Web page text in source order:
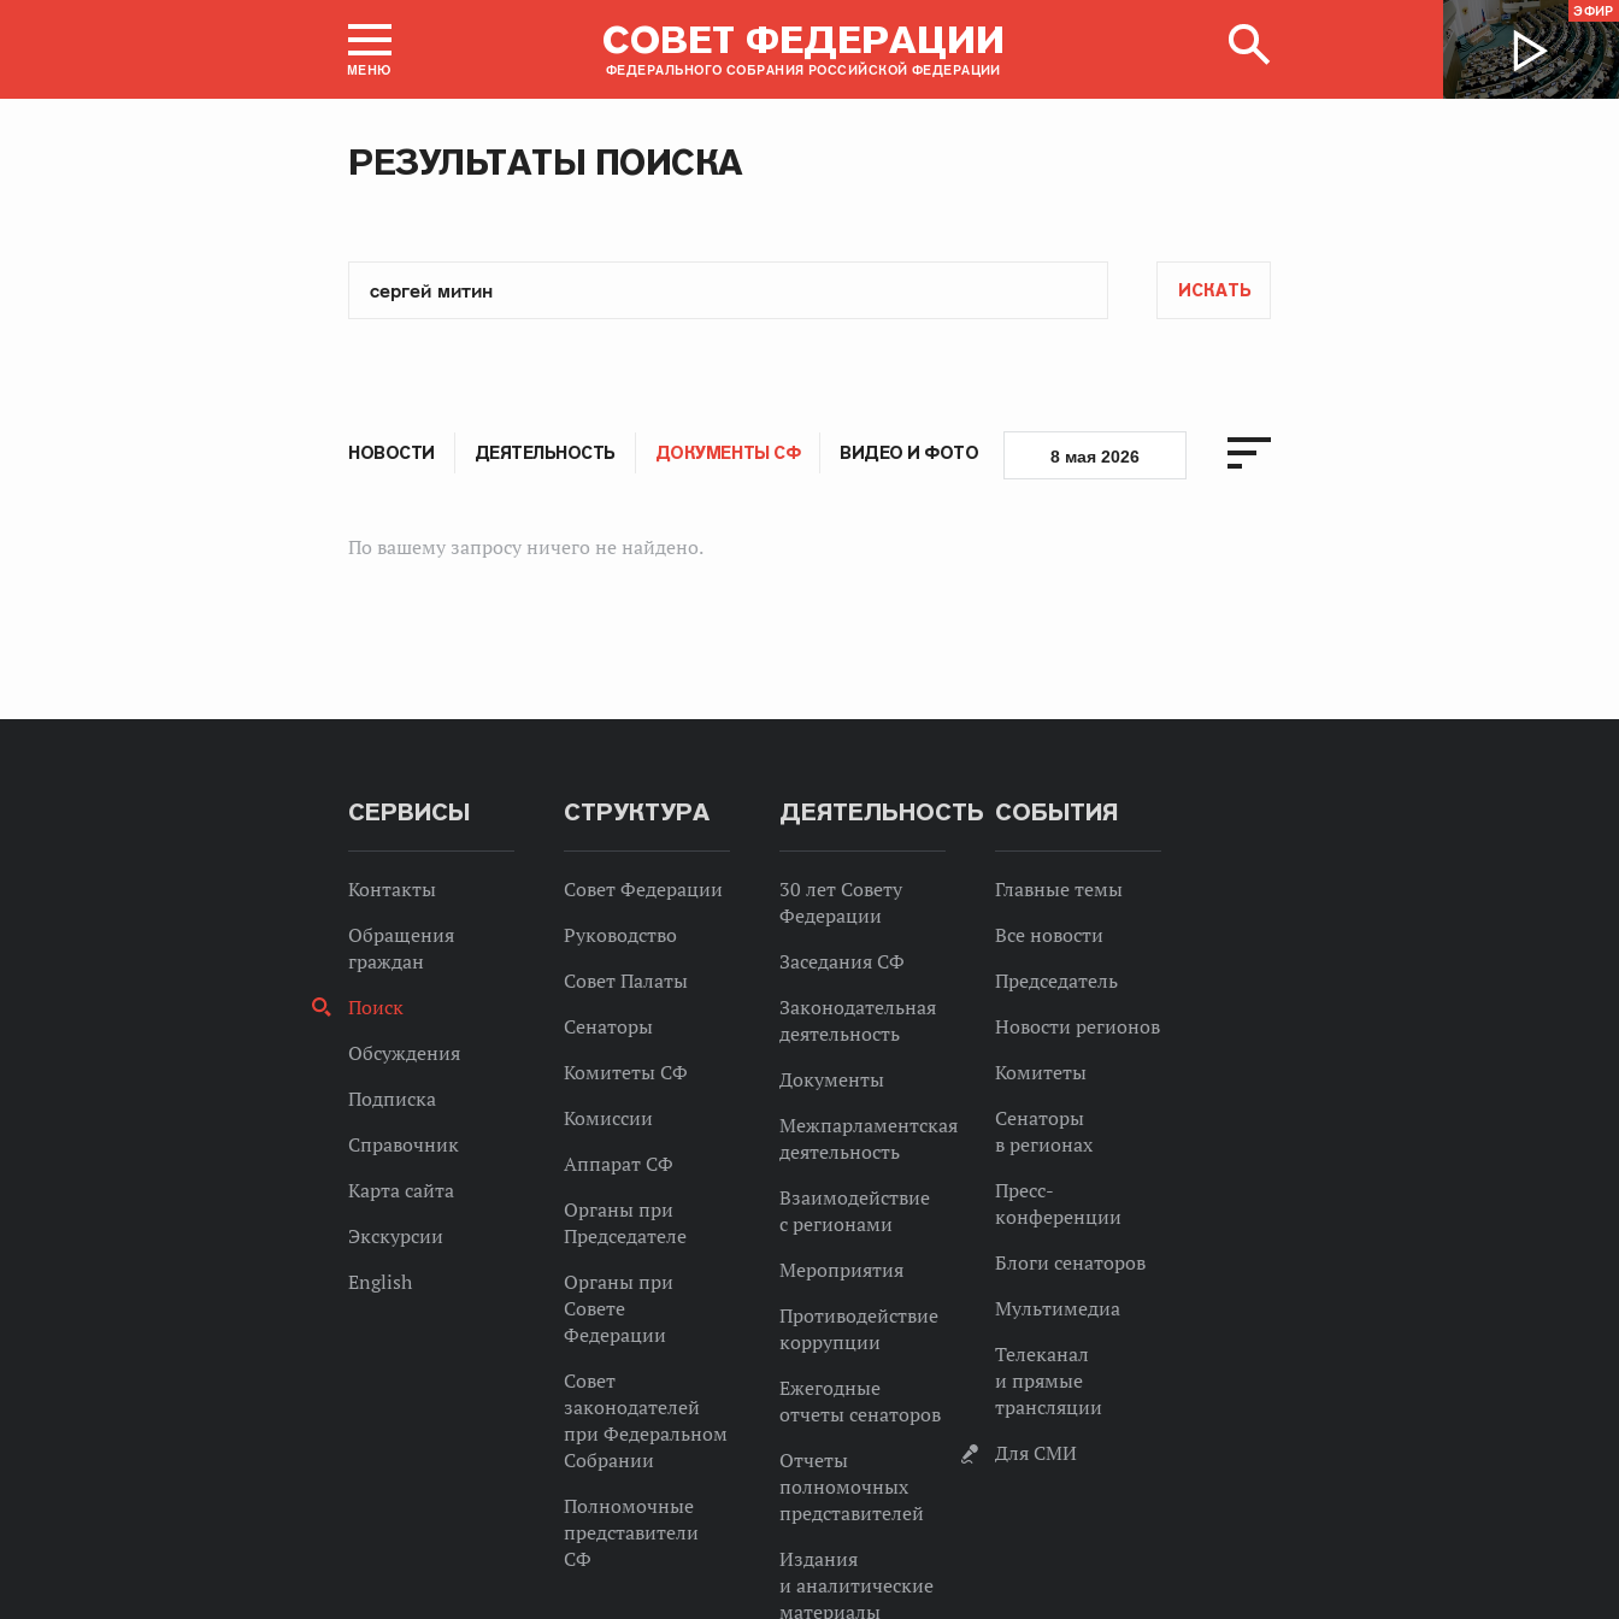
МЕНЮ
СОВЕТ ФЕДЕРАЦИИ
ФЕДЕРАЛЬНОГО СОБРАНИЯ РОССИЙСКОЙ ФЕДЕРАЦИИ
ЭФИР
РЕЗУЛЬТАТЫ ПОИСКА
ИСКАТЬ
НОВОСТИ ДЕЯТЕЛЬНОСТЬ ДОКУМЕНТЫ СФ ВИДЕО И ФОТО 8 мая 2026
По вашему запросу ничего не найдено.
СЕРВИСЫ
Контакты
Обращения
граждан
Поиск
Обсуждения
Подписка
Справочник
Карта сайта
Экскурсии
English
СТРУКТУРА
Совет Федерации
Руководство
Совет Палаты
Сенаторы
Комитеты СФ
Комиссии
Аппарат СФ
Органы при
Председателе
Органы при
Совете
Федерации
Совет
законодателей
при Федеральном
Собрании
Полномочные
представители
СФ
ДЕЯТЕЛЬНОСТЬ
30 лет Совету
Федерации
Заседания СФ
Законодательная
деятельность
Документы
Межпарламентская
деятельность
Взаимодействие
с регионами
Мероприятия
Противодействие
коррупции
Ежегодные
отчеты сенаторов
Отчеты
полномочных
представителей
Издания
и аналитические
материалы
СОБЫТИЯ
Главные темы
Все новости
Председатель
Новости регионов
Комитеты
Сенаторы
в регионах
Пресс-
конференции
Блоги сенаторов
Мультимедиа
Телеканал
и прямые
трансляции
Для СМИ